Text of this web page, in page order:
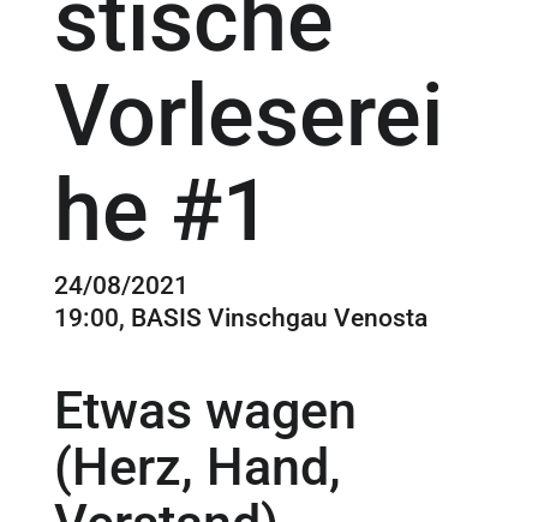
stische
Vorleserei
he #1
24/08/2021
19:00, BASIS Vinschgau Venosta
Etwas wagen
(Herz, Hand,